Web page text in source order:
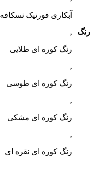
رنگ
آبکاری فورتیک نسکافه
,
رنگ کوره ای طلایی
,
رنگ کوره ای طوسی
,
رنگ کوره ای مشکی
,
رنگ کوره ای نقره ای